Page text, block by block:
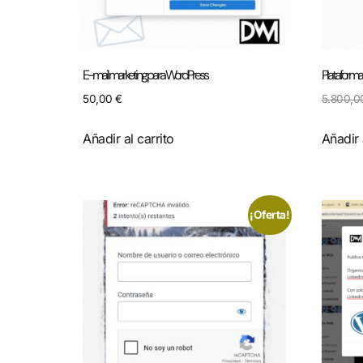
E-mail marketing para WordPress
50,00 €
Añadir al carrito Añadir
¡Oferta!